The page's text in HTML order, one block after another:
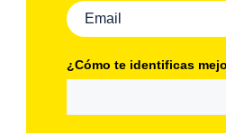
¿Cómo te identificas